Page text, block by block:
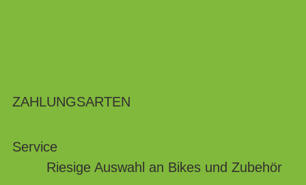
ZAHLUNGSARTEN
Service
Riesige Auswahl an Bikes und Zubehör